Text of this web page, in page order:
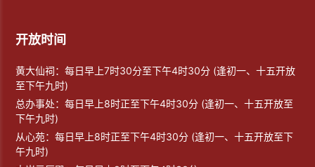
开放时间
黄大仙祠：每日早上7时30分至下午4时30分 (逢初一、十五开放
至下午九时)
总办事处：每日早上8时正至下午4时30分 (逢初一、十五开放至
下午九时)
从心苑：每日早上8时正至下午4时30分 (逢初一、十五开放至下
午九时)